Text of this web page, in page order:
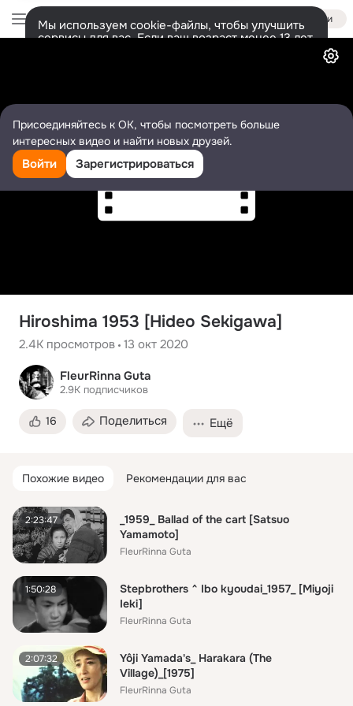
Hiroshima 1953 [Hideo Sekigawa]
2.4K просмотров 13 окт 2020
FleurRinna Guta
2.9K подписчиков
16 Поделиться Ещё
Похожие видео Рекомендации для вас
2:23:47
_1959_ Ballad of the cart [Satsuo
Yamamoto]
FleurRinna Guta
1:50:28
Stepbrothers ^ Ibo kyoudai_1957_ [Miyoji
Ieki]
FleurRinna Guta
2:07:32
Yôji Yamada's_ Harakara (The
Village)_[1975]
FleurRinna Guta
Войти
Мы используем cookie-файлы, чтобы улучшить
сервисы для вас. Если ваш возраст менее 13 лет,
Присоединяйтесь к ОК, чтобы посмотреть больше
интересных видео и найти новых друзей.
Войти Зарегистрироваться